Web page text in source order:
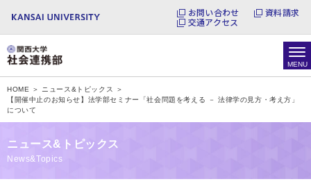
お問い合わせ
資料請求
交通アクセス
HOME ＞
ニュース&トピックス ＞
【開催中止のお知らせ】法学部セミナー「社会問題を考える － 法律学の見方・考え方」
について
ニュース&トピックス
News&Topics